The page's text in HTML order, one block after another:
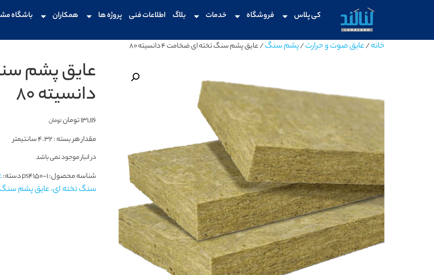
کی پلاس فروشگاه خدمات بلاگ اطلاعات فنی پروژه ها همکاران باشگاه
خانه/عایق صوت و حرارت/پشم سنگ/ عایق پشم سنگ تخته ای ضخامت 4 دانسیته 80
دانسیته 80
131,116تومانتومان
مقدار هر بسته : 4.32 سانتیمتر
در انبار موجود نمی باشد
شناسه محصول:ps4150-1دسته:
سنگ تخته ای، عایق پشم